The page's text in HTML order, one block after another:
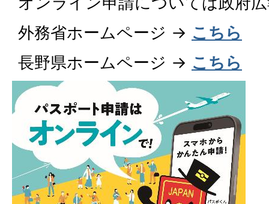
外務省ホームページ → こちら
長野県ホームページ → こちら